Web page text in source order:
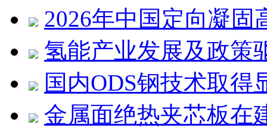
2026年中国定向凝固
氢能产业发展及政策
国内ODS钢技术取得
金属面绝热夹芯板在